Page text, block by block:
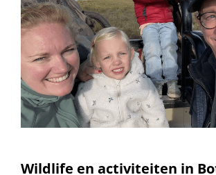
Wildlife en activiteiten in